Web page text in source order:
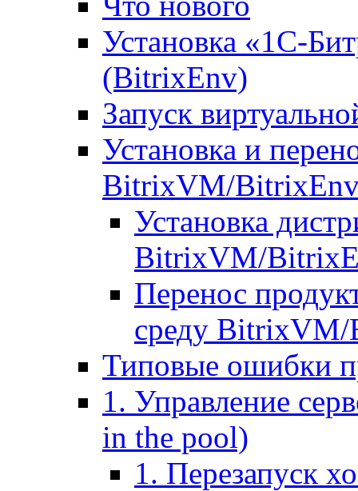
Установка «1С-
(BitrixEnv)
Запуск
Установка и
BitrixVM/
Установка
BitrixVM/
Перенос
среду
Типовые ошибки
1. Управление
in the pool)
1. Перезапуск